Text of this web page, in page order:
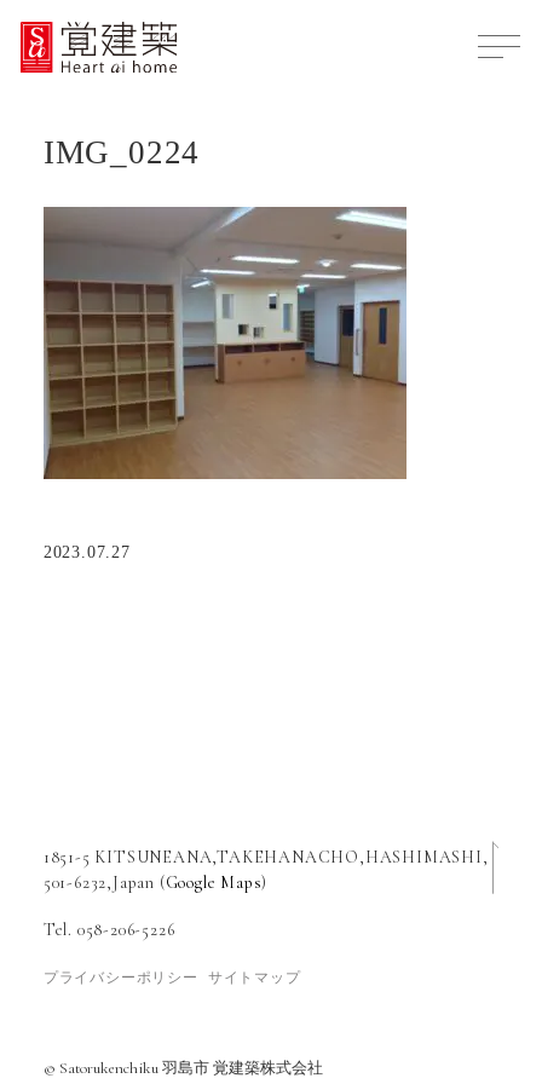
IMG_0224
2023.07.27
1851-5 KITSUNEANA,TAKEHANACHO,HASHIMASHI,
501-6232,Japan (Google Maps)
Tel. 058-206-5226
プライバシーポリシー サイトマップ
© Satorukenchiku 羽島市 覚建築株式会社